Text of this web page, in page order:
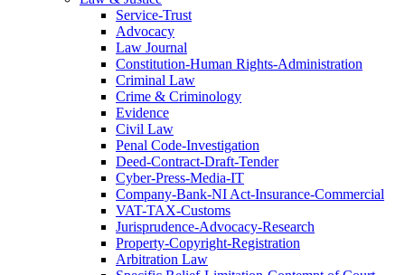
Service-Trust
Advocacy
Law Journal
Constitution-Human Rights-Administration
Criminal Law
Crime & Criminology
Evidence
Civil Law
Penal Code-Investigation
Deed-Contract-Draft-Tender
Cyber-Press-Media-IT
Company-Bank-NI Act-Insurance-Commercial
VAT-TAX-Customs
Jurisprudence-Advocacy-Research
Property-Copyright-Registration
Arbitration Law